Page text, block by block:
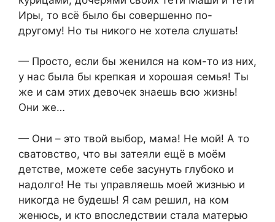
Иры, то всё было бы совершенно по-
другому! Но ты никого не хотела слушать!
— Просто, если бы женился на ком-то из них,
у нас была бы крепкая и хорошая семья! Ты
же и сам этих девочек знаешь всю жизнь!
Они же…
— Они – это твой выбор, мама! Не мой! А то
сватовство, что вы затеяли ещё в моём
детстве, можете себе засунуть глубоко и
надолго! Не ты управляешь моей жизнью и
никогда не будешь! Я сам решил, на ком
женюсь, и кто впоследствии стала матерью